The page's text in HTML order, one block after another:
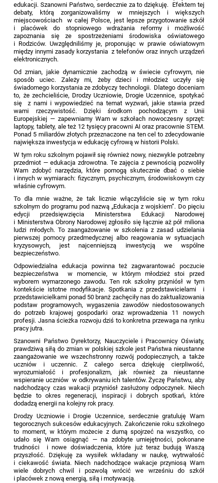
edukacji. Szanowni Państwo, serdecznie za to dziękuję. Efektem tej
debaty, którą zorganizowaliśmy w mniejszych i większych
miejscowościach w całej Polsce, jest lepsze przygotowanie szkół
i placówek do stopniowego wdrażania reformy i możliwość
zapoznania się ze spostrzeżeniami środowiska oświatowego
i Rodziców. Uwzględniliśmy je, proponując w prawie oświatowym
między innymi zasady korzystania z telefonów oraz innych urządzeń
elektronicznych.
Od zmian, jakie dynamicznie zachodzą w świecie cyfrowym, nie
sposób uciec. Zależy mi, żeby dzieci i młodzież uczyły się
świadomego korzystania ze zdobyczy technologii. Dlatego doceniam
to, że zechcieliście, Drodzy Uczniowie, Drogie Uczennice, spotykać
się z nami i wypowiedzieć na temat wyzwań, jakie stawia przed
wami rzeczywistość. Dzięki środkom pochodzącym z Unii
Europejskiej — zapewniamy Wam w szkołach nowoczesny sprzęt:
laptopy, tablety, ale też 12 tysięcy pracowni AI oraz pracownie STEM.
Ponad 5 miliardów złotych przeznaczone na ten cel to zdecydowanie
największa inwestycja w edukację cyfrową w historii Polski.
W tym roku szkolnym pojawił się również nowy, niezwykle potrzebny
przedmiot — edukacja zdrowotna. Te zajęcia z pewnością pozwoliły
Wam zdobyć narzędzia, które pomogą skutecznie dbać o siebie
i innych w wymiarach: fizycznym, psychicznym, środowiskowym czy
właśnie cyfrowym.
To dla mnie ważne, że tak licznie włączyliście się w tym roku
szkolnym do programu pod nazwą „Edukacja z wojskiem”. Do pięciu
edycji przedsięwzięcia Ministerstwa Edukacji Narodowej
i Ministerstwa Obrony Narodowej zgłosiło się łącznie aż pół miliona
ludzi młodych. To zaangażowanie w szkolenia z zasad udzielania
pierwszej pomocy przedmedycznej albo reagowania w sytuacjach
kryzysowych, jest najcenniejszą inwestycją we wspólne
bezpieczeństwo.
Odpowiedzialna edukacja powinna też zagwarantować poczucie
bezpieczeństwa w momencie, w którym młodzież stoi przed
wyborem wymarzonego zawodu. Ten rok szkolny przyniósł w tym
kontekście istotne modyfikacje. Spotkania z przedstawicielami i
przedstawicielkami ponad 50 branż zachęciły nas do zaktualizowania
podstaw programowych, wygaszenia zawodów niedostosowanych
do potrzeb krajowej gospodarki oraz wprowadzenia 11 nowych
profesji. Jasna ścieżka rozwoju dziś to konkretna przewaga na rynku
pracy jutra.
Szanowni Państwo Dyrektorzy, Nauczyciele i Pracownicy Oświaty,
prawdziwą siłą do zmian w polskiej szkole jest Państwa nieustanne
zaangażowanie we wszechstronny rozwój podopiecznych, a także
uczniów i uczennic. Z całego serca dziękuję cierpliwość,
wyrozumiałość i profesjonalizm, jak również za nieustanne
wspieranie uczniów w odkrywaniu ich talentów. Życzę Państwu, aby
nadchodzący czas wakacji przyniósł zasłużony odpoczynek. Niech
będzie to okres regeneracji, inspiracji i dobrych spotkań, które
dodadzą energii na kolejny rok pracy.
Drodzy Uczniowie i Drogie Uczennice, serdecznie gratuluję Wam
tegorocznych sukcesów edukacyjnych. Zakończenie roku szkolnego
to moment, w którym możecie z dumą spojrzeć na wszystko, co
udało się Wam osiągnąć — na zdobyte umiejętności, pokonane
trudności i nowe doświadczenia, które już teraz budują Waszą
przyszłość. Dziękuję za wysiłek wkładany w naukę, wytrwałość
i ciekawość świata. Niech nadchodzące wakacje przyniosą Wam
wiele dobrych chwil i pozwolą wrócić we wrześniu do szkół
i placówek z nową energią, siłą i motywacją.